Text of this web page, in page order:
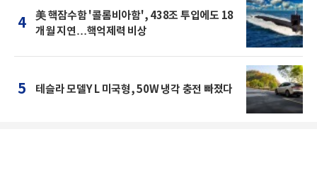
4
美 핵잠수함 '콜롬비아함', 438조 투입에도 18
개월 지연…핵억제력 비상
5 테슬라 모델Y L 미국형, 50W 냉각 충전 빠졌다